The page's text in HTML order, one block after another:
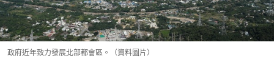
政府近年致力發展北部都會區。（資料圖片）